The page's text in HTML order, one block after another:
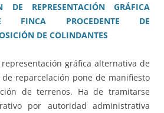
DE REPRESENTACIÓN GRÁFICA
FINCA PROCEDENTE DE
DE COLINDANTES
gráfica alternativa de
reparcelación pone de manifiesto
de terrenos. Ha de tramitarse
por autoridad administrativa